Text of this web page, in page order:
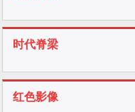
时代脊梁
红色影像